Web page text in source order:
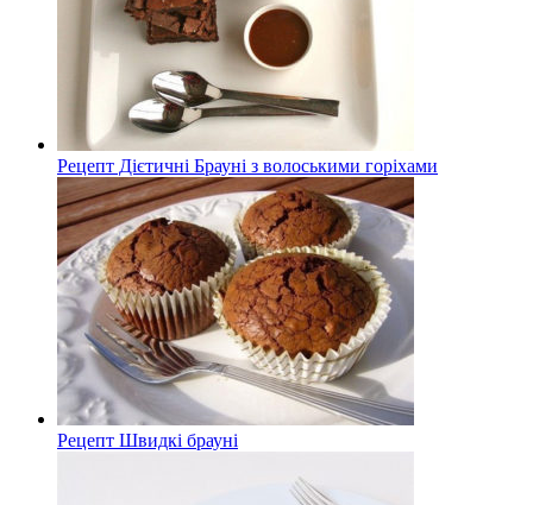
Рецепт Дієтичні Брауні з волоськими горіхами
Рецепт Швидкі брауні